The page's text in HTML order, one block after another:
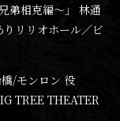
弟相克編～」 林通
リリオホール／ビ
橋/モンロン 役
TREE THEATER